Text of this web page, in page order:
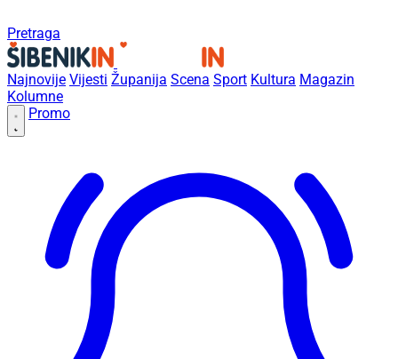
Pretraga
Najnovije Vijesti Županija Scena Sport Kultura Magazin
Kolumne
Promo